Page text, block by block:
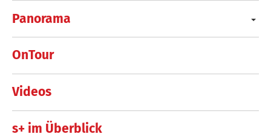
Panorama
OnTour
Videos
s+ im Überblick